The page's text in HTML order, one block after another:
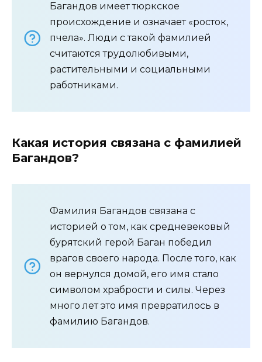
Багандов имеет тюркское
происхождение и означает «росток,
пчела». Люди с такой фамилией
считаются трудолюбивыми,
растительными и социальными
работниками.
Какая история связана с фамилией
Багандов?
Фамилия Багандов связана с
историей о том, как средневековый
бурятский герой Баган победил
врагов своего народа. После того, как
он вернулся домой, его имя стало
символом храбрости и силы. Через
много лет это имя превратилось в
фамилию Багандов.